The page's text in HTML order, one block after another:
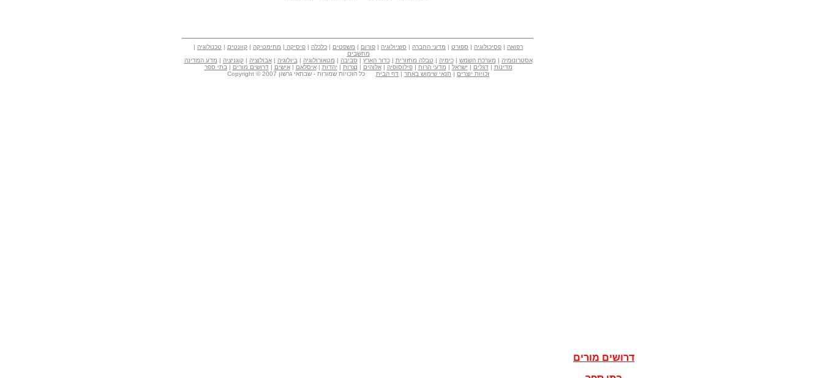
דרושים מורים
רפואה | פסיכולוגיה | ספורט | מדעי החברה | סוציולוגיה | פורום | משפטים | כלכלה | פיסיקה | מתימטיקה | קוונטים | טכנולוגיה |
מחשבים
אסטרונומיה | מערכת השמש |כימיה | טבלה מחזורית |כדור הארץ | סביבה | מטאורולוגיה | ביולוגיה |אבולוציה |קוגניציה | מדע המדינה
מדינות |דגלים | ישראל | מדעי הרוח |פילוסופיה |אלוהים | נצרות | יהדות |איסלאם |אישים |דרושים מורים | בתי ספר
זכויות יוצרים | תנאי שימוש באתר | דף הבית כל הזכויות שמורות - שבתאי גרשון Copyright © 2007